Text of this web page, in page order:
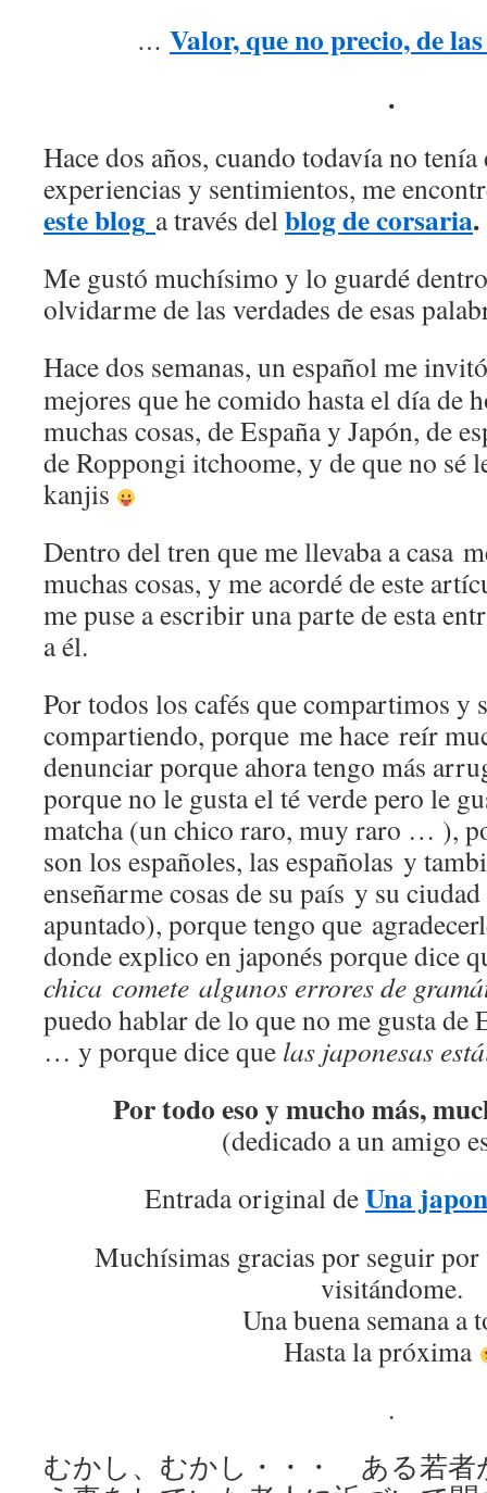
… Valor, que no precio, de
.
Hace dos años, cuando todavía no
experiencias y sentimientos, me
este blog a través delblog de corsaria.
Me gustó muchísimo y lo guardé
olvidarme de las verdades de esas
Hace dos semanas, un español me
mejores que he comido hasta el día de
muchas cosas, de España y Japón, de
de Roppongi itchoome, y de que no sé
kanjis
Dentro del tren que me llevaba a casa
muchas cosas, y me acordé de este
me puse a escribir una parte de esta
a él.
Por todos los cafés que compartimos y
compartiendo, porque me hace reír
denunciar porque ahora tengo más
porque no le gusta el té verde pero le
matcha (un chico raro, muy raro … ),
son los españoles, las españolas y
enseñarme cosas de su país y su
apuntado), porque tengo que
donde explico en japonés porque dice
chica comete algunos errores de
puedo hablar de lo que no me gusta de
… y porque dice que las japonesas
Por todo eso y mucho más,
(dedicado a un amigo
Entrada original deUna
Muchísimas gracias por seguir
visitándome.
Una buena semana a
Hasta la próxima
.
むかし、むかし・・・ ある若者